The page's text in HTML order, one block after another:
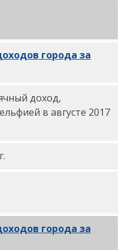
города за
доход,
в августе 2017
города за